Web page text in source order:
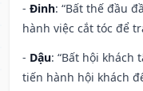
- Đinh: “Bất thế đầu
hành việc cắt tóc để
- Dậu: “Bất hội khách
tiến hành hội khách